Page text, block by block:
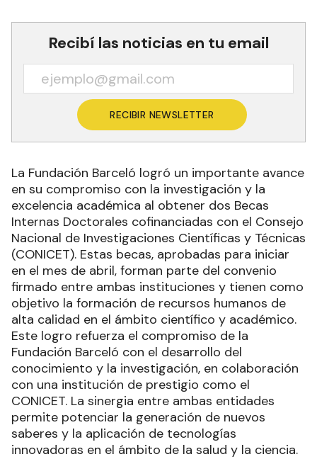
Recibí las noticias en tu email
RECIBIR NEWSLETTER
La Fundación Barceló logró un importante avance
en su compromiso con la investigación y la
excelencia académica al obtener dos Becas
Internas Doctorales cofinanciadas con el Consejo
Nacional de Investigaciones Científicas y Técnicas
(CONICET). Estas becas, aprobadas para iniciar
en el mes de abril, forman parte del convenio
firmado entre ambas instituciones y tienen como
objetivo la formación de recursos humanos de
alta calidad en el ámbito científico y académico.
Este logro refuerza el compromiso de la
Fundación Barceló con el desarrollo del
conocimiento y la investigación, en colaboración
con una institución de prestigio como el
CONICET. La sinergia entre ambas entidades
permite potenciar la generación de nuevos
saberes y la aplicación de tecnologías
innovadoras en el ámbito de la salud y la ciencia.